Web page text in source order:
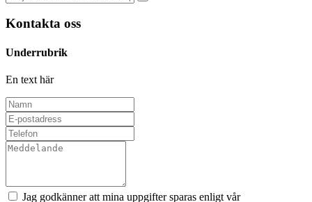
Kontakta oss
Underrubrik
En text här
Jag godkänner att mina uppgifter sparas enligt vår